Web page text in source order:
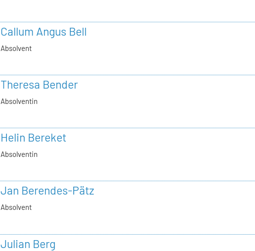
Callum Angus Bell
Absolvent
Theresa Bender
Absolventin
Helin Bereket
Absolventin
Jan Berendes-Pätz
Absolvent
Julian Berg